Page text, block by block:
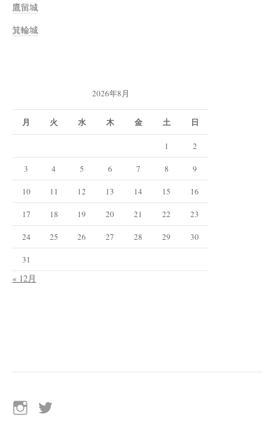
鷹留城
箕輪城
2026年8月
月 火 水 木 金 土 日
1 2
3 4 5 6 7 8 9
10 11 12 13 14 15 16
17 18 19 20 21 22 23
24 25 26 27 28 29 30
31
« 12月